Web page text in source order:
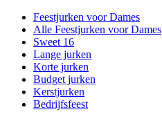
Feestjurken voor Dames
Alle Feestjurken voor Dames
Sweet 16
Lange jurken
Korte jurken
Budget jurken
Kerstjurken
Bedrijfsfeest